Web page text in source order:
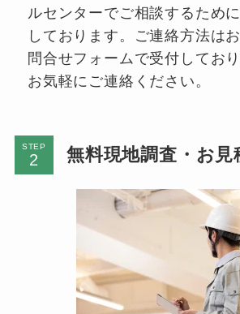
ルセンターでご相談するため
しております。ご連絡方法は
問合せフォームで受付してお
お気軽にご連絡ください。
STEP 無料現地調査・お見